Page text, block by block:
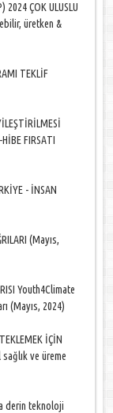
2024 ÇOK ULUSLU
üretken &
TEKLİF
FIRSATI
- İNSAN
(Mayıs,
Youth4Climate
(Mayıs, 2024)
İÇİN
sağlık ve üreme
derin teknoloji